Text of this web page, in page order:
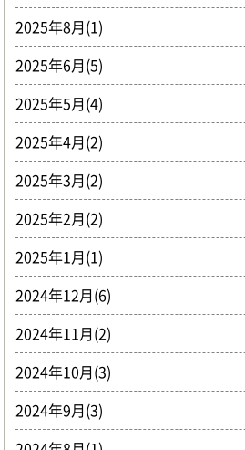
2025年8月(1)
2025年6月(5)
2025年5月(4)
2025年4月(2)
2025年3月(2)
2025年2月(2)
2025年1月(1)
2024年12月(6)
2024年11月(2)
2024年10月(3)
2024年9月(3)